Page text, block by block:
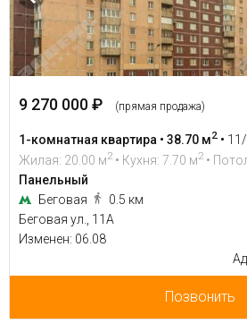
9 270 000 ₽ (прямая продажа)
1-комнатная квартира • 38.70 м2 •
Жилая: 20.00 м2 • Кухня: 7.70 м2 •
Панельный
Беговая
0.5 км
Беговая ул., 11А
Изменен: 06.08
Позвонить